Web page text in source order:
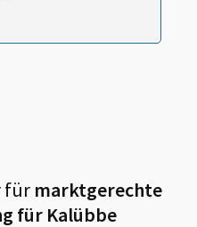
fürmarktgerechte
für Kalübbe